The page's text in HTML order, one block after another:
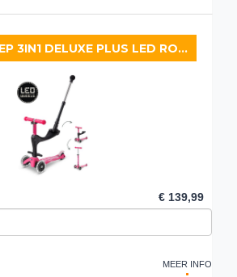
MINI MICRO STEP 3IN1 DELUXE PLUS LED ROZE
€ 139,99
MEER INFO